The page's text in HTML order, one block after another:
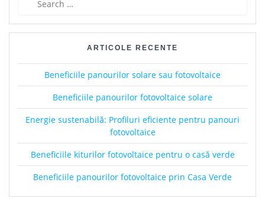
ARTICOLE RECENTE
Beneficiile panourilor solare sau fotovoltaice
Beneficiile panourilor fotovoltaice solare
Energie sustenabilă: Profiluri eficiente pentru panouri
fotovoltaice
Beneficiile kiturilor fotovoltaice pentru o casă verde
Beneficiile panourilor fotovoltaice prin Casa Verde